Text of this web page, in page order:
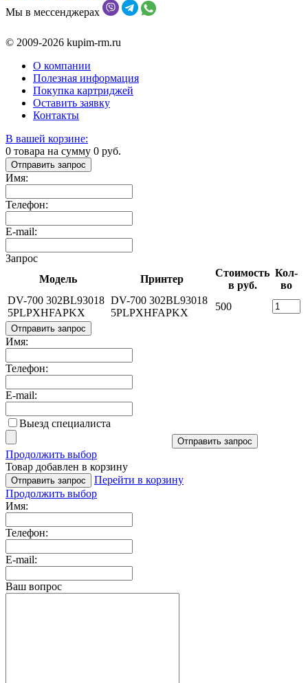
Мы в мессенджерах
© 2009-2026 kupim-rm.ru
О компании
Полезная информация
Покупка картриджей
Оставить заявку
Контакты
В вашей корзине:
0 товара на сумму 0 руб.
Отправить запрос
Имя:
Телефон:
E-mail:
Запрос
Модель
Принтер
Стоимость
в руб.
Кол-
во
DV-700 302BL93018
5PLPXHFAPKX
DV-700 302BL93018
5PLPXHFAPKX
500
Отправить запрос
Имя:
Телефон:
E-mail:
Выезд специалиста
Отправить запрос
Продолжить выбор
Товар добавлен в корзину
Отправить запрос
Перейти в корзину
Продолжить выбор
Имя:
Телефон:
E-mail:
Ваш вопрос